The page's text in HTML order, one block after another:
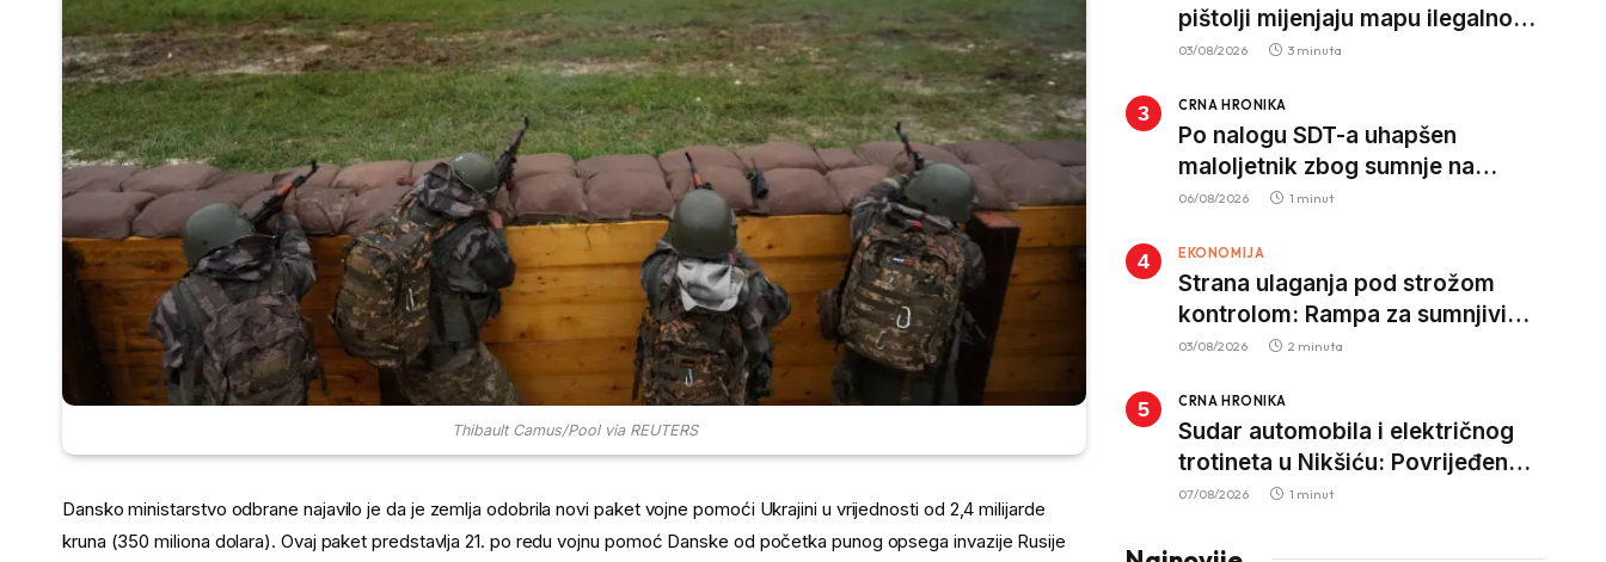
Thibault Camus/Pool via REUTERS
Dansko ministarstvo odbrane najavilo je da je zemlja odobrila novi paket vojne pomoći Ukrajini u vrijednosti od 2,4 milijarde
kruna (350 miliona dolara). Ovaj paket predstavlja 21. po redu vojnu pomoć Danske od početka punog opsega invazije Rusije
pištolji mijenjaju mapu ilegalnog
tržišta, istrage ukazuju na
03/08/2026 3 minuta
CRNA HRONIKA
Po nalogu SDT-a uhapšen
maloljetnik zbog sumnje na
vrbovanje i obučavanje za
06/08/2026 1 minut
EKONOMIJA
Strana ulaganja pod strožom
kontrolom: Rampa za sumnjivi
kapital
03/08/2026 2 minuta
CRNA HRONIKA
Sudar automobila i električnog
trotineta u Nikšiću: Povrijeđen
vozač trotineta, prebačen u
07/08/2026 1 minut